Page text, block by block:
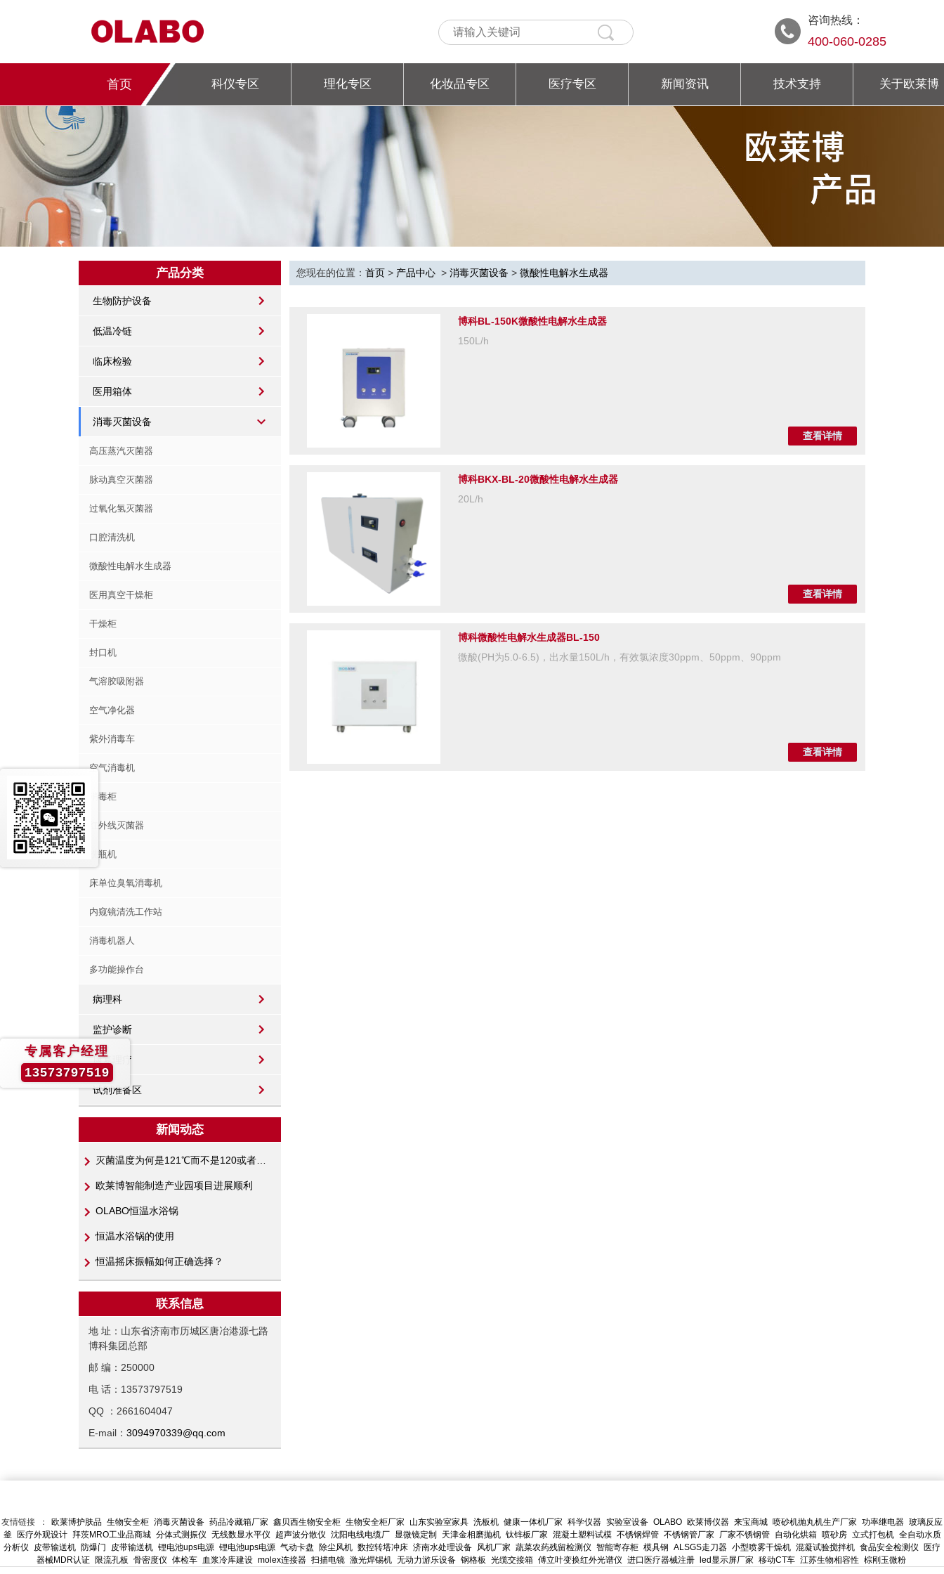
咨询热线：
400-060-0285
首页 科仪专区 理化专区 化妆品专区 医疗专区 新闻资讯 技术支持 关于欧莱博
产品分类
生物防护设备
低温冷链
临床检验
医用箱体
消毒灭菌设备
高压蒸汽灭菌器
脉动真空灭菌器
过氧化氢灭菌器
口腔清洗机
微酸性电解水生成器
医用真空干燥柜
干燥柜
封口机
气溶胶吸附器
空气净化器
紫外消毒车
空气消毒机
消毒柜
红外线灭菌器
洗瓶机
床单位臭氧消毒机
内窥镜清洗工作站
消毒机器人
多功能操作台
病理科
监护诊断
康复理疗
试剂准备区
新闻动态
欧莱博智能制造产业园项目进展顺利
OLABO恒温水浴锅
恒温水浴锅的使用
恒温摇床振幅如何正确选择？
联系信息
地 址：山东省济南市历城区唐冶港源七路
博科集团总部
邮 编：250000
电 话：13573797519
QQ ：2661604047
E-mail： 3094970339@qq.com
您现在的位置： 首页 > 产品中心 > 消毒灭菌设备 > 微酸性电解水生成器
博科BL-150K微酸性电解水生成器
150L/h
查看详情
博科BKX-BL-20微酸性电解水生成器
20L/h
查看详情
博科微酸性电解水生成器BL-150
微酸(PH为5.0-6.5)，出水量150L/h，有效氯浓度30ppm、50ppm、90ppm
查看详情
友情链接 ： 欧莱博护肤品 生物安全柜 消毒灭菌设备 药品冷藏箱厂家 鑫贝西生物安全柜 生物安全柜厂家 山东实验室家具 洗板机 健康一体机厂家 科学仪器 实验室设备 OLABO 欧莱博仪器 来宝商城 喷砂机抛丸机生产厂家 功率继电器 玻璃反应
釜
医疗外观设计 拜茨MRO工业品商城 分体式测振仪 无线数显水平仪 超声波分散仪 沈阳电线电缆厂 显微镜定制 天津金相磨抛机 钛锌板厂家 混凝土塑料试模 不锈钢焊管 不锈钢管厂家 厂家不锈钢管 自动化烘箱 喷砂房 立式打包机 全自动水质
分析仪
皮带输送机 防爆门 皮带输送机 锂电池ups电源 锂电池ups电源 气动卡盘 除尘风机 数控转塔冲床 济南水处理设备 风机厂家 蔬菜农药残留检测仪 智能寄存柜 模具钢 ALSGS走刀器 小型喷雾干燥机 混凝试验搅拌机 食品安全检测仪
医疗
器械MDR认证 限流孔板 骨密度仪 体检车 血浆冷库建设 molex连接器 扫描电镜 激光焊锡机 无动力游乐设备 钢格板 光缆交接箱 傅立叶变换红外光谱仪 进口医疗器械注册 led显示屏厂家 移动CT车 江苏生物相容性 棕刚玉微粉
专属客户经理
13573797519